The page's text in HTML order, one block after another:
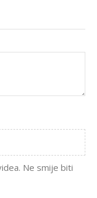
Ne smije biti